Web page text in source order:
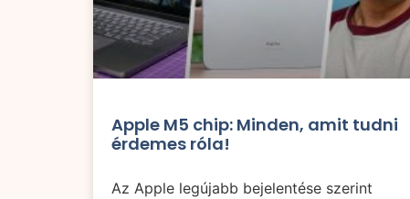
Apple M5 chip: Minden, amit tudni
érdemes róla!
Az Apple legújabb bejelentése szerint